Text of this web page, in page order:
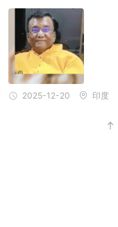
2025-12-20 印度